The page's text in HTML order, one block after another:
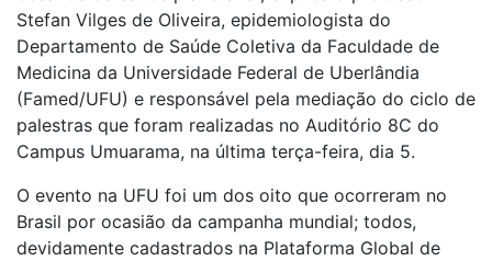
Stefan Vilges de Oliveira, epidemiologista do
Departamento de Saúde Coletiva da Faculdade de
Medicina da Universidade Federal de Uberlândia
(Famed/UFU) e responsável pela mediação do ciclo de
palestras que foram realizadas no Auditório 8C do
Campus Umuarama, na última terça-feira, dia 5.
O evento na UFU foi um dos oito que ocorreram no
Brasil por ocasião da campanha mundial; todos,
devidamente cadastrados na Plataforma Global de